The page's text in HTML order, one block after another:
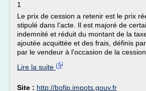
1
Le prix de cession a retenir est le prix
stipulé dans l'acte. Il est majoré de
indemnité et réduit du montant de la
ajoutée acquittée et des frais, définis
par le vendeur à l'occasion de la cession
Lire la suite
Site : http://bofip.impots.gouv.fr